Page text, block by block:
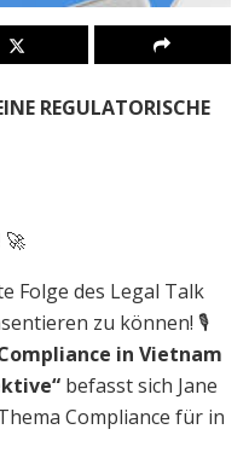
REGULATORISCHE
🚀
Folge des Legal Talk
zu können! 🎙️
in Vietnam
befasst sich Jane
Compliance für in